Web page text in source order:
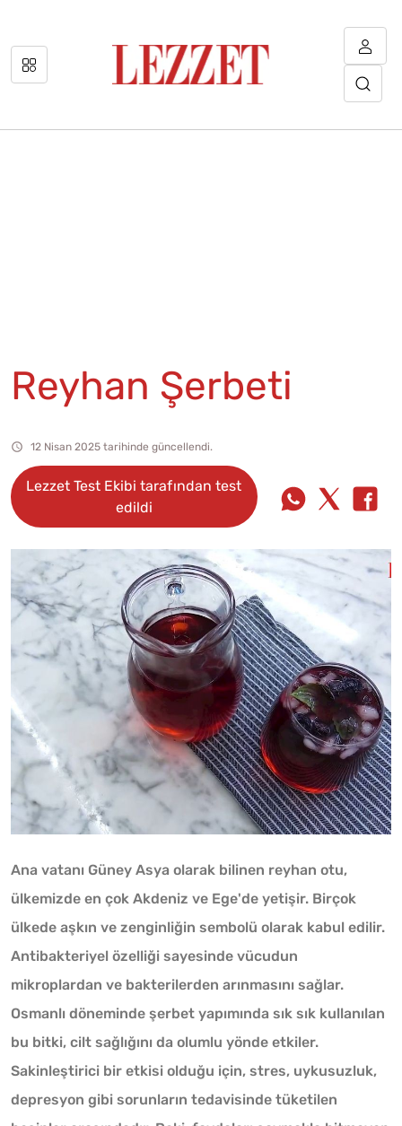
Reyhan Şerbeti
12 Nisan 2025 tarihinde güncellendi.
Lezzet Test Ekibi tarafından test
edildi
Ana vatanı Güney Asya olarak bilinen reyhan otu,
ülkemizde en çok Akdeniz ve Ege'de yetişir. Birçok
ülkede aşkın ve zenginliğin sembolü olarak kabul edilir.
Antibakteriyel özelliği sayesinde vücudun
mikroplardan ve bakterilerden arınmasını sağlar.
Osmanlı döneminde şerbet yapımında sık sık kullanılan
bu bitki, cilt sağlığını da olumlu yönde etkiler.
Sakinleştirici bir etkisi olduğu için, stres, uykusuzluk,
depresyon gibi sorunların tedavisinde tüketilen